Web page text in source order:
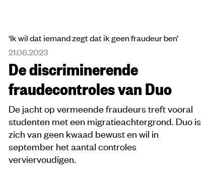
‘Ik wil dat iemand zegt dat ik geen fraudeur ben’
21.06.2023
De discriminerende
fraudecontroles van Duo
De jacht op vermeende fraudeurs treft vooral
studenten met een migratieachtergrond. Duo is
zich van geen kwaad bewust en wil in
september het aantal controles
verviervoudigen.